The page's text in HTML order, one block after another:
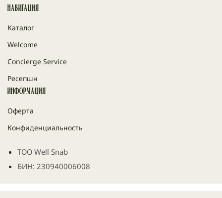
Навигация
Каталог
Welcome
Concierge Service
Ресепшн
Информация
Оферта
Конфиденциальность
ТОО Well Snab
БИН: 230940006008